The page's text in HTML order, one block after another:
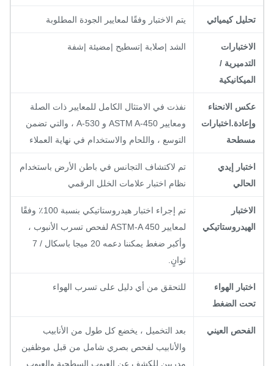
كيميائي يتم الاختبار وفقًا لمعايير الجودة المطلوبة
/
الشد |صلابة |تسطيح |مضيئة |شفة
الانحناء
نفذت في الامتثال الكامل للمعايير ذات الصلة
ومعايير ASTM A-450 و A-530 ، والتي تضمن
التوسع ، واللحام والاستخدام في نهاية العملاء
إيدي
تم لاكتشاف التجانس في باطن الأرض باستخدام
نظام اختبار علامات الخلل الرقمي
تم إجراء اختبار هيدروستاتيكي بنسبة 100٪ وفقًا
لمعايير ASTM-A 450 لفحص تسرب الأنبوب ،
وأكبر ضغط يمكننا دعمه 20 ميجا باسكال / 7
الهواء
الضغط
للتحقق من أي دليل على تسرب الهواء
العيني
بعد التخميل ، يخضع كل طول من الأنابيب
والأنابيب لفحص بصري شامل من قبل موظفين
مدربين للكشف عن العيوب السطحية والعيوب